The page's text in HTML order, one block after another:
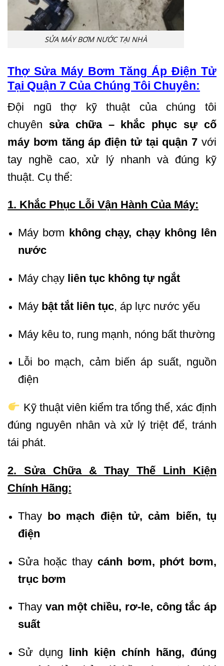
SỬA MÁY BƠM NƯỚC TẠI NHÀ
Thợ Sửa Máy Bơm Tăng Áp Điện Tử
Tại Quận 7 Của Chúng Tôi Chuyên:
Đội ngũ thợ kỹ thuật của chúng tôi
chuyên sửa chữa – khắc phục sự cố
máy bơm tăng áp điện tử tại quận 7 với
tay nghề cao, xử lý nhanh và đúng kỹ
thuật. Cụ thể:
1. Khắc Phục Lỗi Vận Hành Của Máy:
Máy bơm không chạy, chạy không lên
nước
Máy chạy liên tục không tự ngắt
Máy bật tắt liên tục, áp lực nước yếu
Máy kêu to, rung mạnh, nóng bất thường
Lỗi bo mạch, cảm biến áp suất, nguồn
điện
Kỹ thuật viên kiểm tra tổng thể, xác định
đúng nguyên nhân và xử lý triệt để, tránh
tái phát.
2. Sửa Chữa & Thay Thế Linh Kiện
Chính Hãng:
Thay bo mạch điện tử, cảm biến, tụ
điện
Sửa hoặc thay cánh bơm, phớt bơm,
trục bơm
Thay van một chiều, rơ-le, công tắc áp
suất
Sử dụng linh kiện chính hãng, đúng